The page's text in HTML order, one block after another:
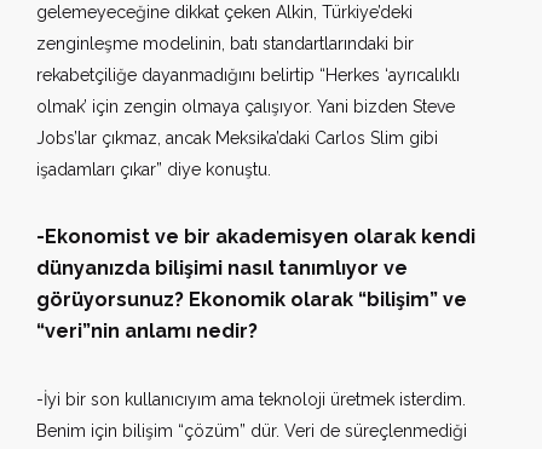
gelemeyeceğine dikkat çeken Alkin, Türkiye’deki
zenginleşme modelinin, batı standartlarındaki bir
rekabetçiliğe dayanmadığını belirtip “Herkes ‘ayrıcalıklı
olmak’ için zengin olmaya çalışıyor. Yani bizden Steve
Jobs’lar çıkmaz, ancak Meksika’daki Carlos Slim gibi
işadamları çıkar” diye konuştu.
-Ekonomist ve bir akademisyen olarak kendi
dünyanızda bilişimi nasıl tanımlıyor ve
görüyorsunuz? Ekonomik olarak “bilişim” ve
“veri”nin anlamı nedir?
-İyi bir son kullanıcıyım ama teknoloji üretmek isterdim.
Benim için bilişim “çözüm” dür. Veri de süreçlenmediği